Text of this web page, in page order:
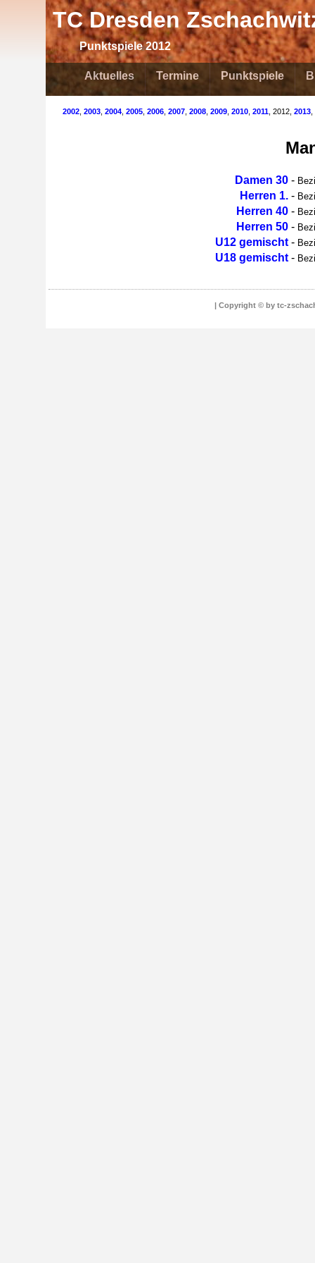
TC Dresden
Punktspiele 2012
Aktuelles Termine Punktspiele
2002 2003 2004 2005 2006 2007 2008 2009 2010 2011 , 2012, 2013
Damen 30 -
Herren 1. -
Herren 40 -
Herren 50 -
U12 gemischt -
U18 gemischt -
| Copyright © by tc-